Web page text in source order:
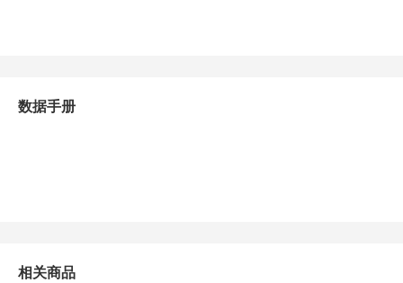
数据手册
相关商品